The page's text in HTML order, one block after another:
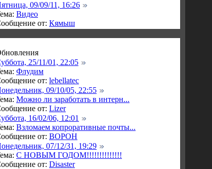
09/09/11, 16:26
Видео
от: Кямыш
25/11/01, 22:05
Флудим
от: lebellatec
09/10/05, 22:55
Можно ли заработать в интерн...
от: Lizer
16/02/06, 12:01
Взломаем копроративные почты...
от: BOPOH
07/12/31, 19:29
C НОВЫМ ГОДОМ!!!!!!!!!!!!!!
от: Disaster